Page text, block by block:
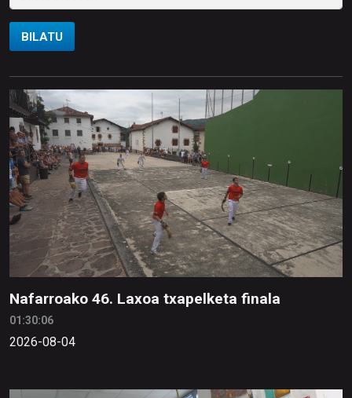
BILATU
Nafarroako 46. Laxoa txapelketa finala
01:30:06
2026-08-04